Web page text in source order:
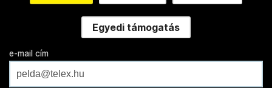
Egyedi támogatás
e-mail cím